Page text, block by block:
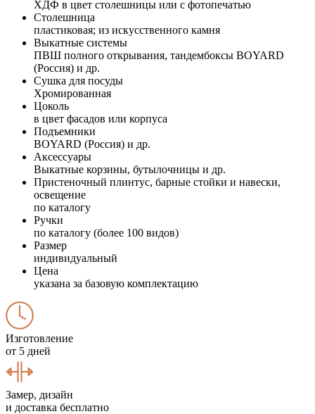
ХДФ в цвет столешницы или с фотопечатью
Столешница
пластиковая; из искусственного камня
Выкатные системы
ПВШ полного открывания, тандембоксы BOYARD
(Россия) и др.
Сушка для посуды
Хромированная
Цоколь
в цвет фасадов или корпуса
Подъемники
BOYARD (Россия) и др.
Аксессуары
Выкатные корзины, бутылочницы и др.
Пристеночный плинтус, барные стойки и навески,
освещение
по каталогу
Ручки
по каталогу (более 100 видов)
Размер
индивидуальный
Цена
указана за базовую комплектацию
Изготовление
от 5 дней
Замер, дизайн
и доставка бесплатно